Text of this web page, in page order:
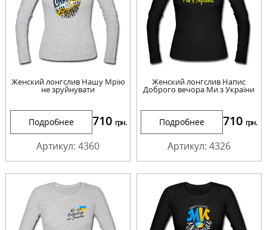
Женский лонгслив Нашу Мрію
не зруйнувати
Подробнее 710 грн.
Артикул: 4360
Женский лонгслив Напис
Доброго вечора Ми з України
Подробнее 710 грн.
Артикул: 4326